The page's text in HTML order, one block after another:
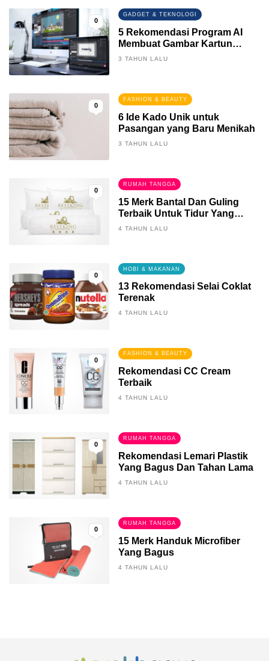
0
GADGET & TEKNOLOGI
5 Rekomendasi Program AI
Membuat Gambar Kartun
Keren
3 TAHUN LALU
0
FASHION & BEAUTY
6 Ide Kado Unik untuk
Pasangan yang Baru Menikah
3 TAHUN LALU
0
RUMAH TANGGA
15 Merk Bantal Dan Guling
Terbaik Untuk Tidur Yang
Berkualitas
4 TAHUN LALU
0
HOBI & MAKANAN
13 Rekomendasi Selai Coklat
Terenak
4 TAHUN LALU
0
FASHION & BEAUTY
Rekomendasi CC Cream
Terbaik
4 TAHUN LALU
0
RUMAH TANGGA
Rekomendasi Lemari Plastik
Yang Bagus Dan Tahan Lama
4 TAHUN LALU
0
RUMAH TANGGA
15 Merk Handuk Microfiber
Yang Bagus
4 TAHUN LALU